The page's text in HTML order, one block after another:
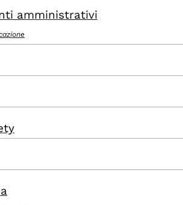
amministrativi